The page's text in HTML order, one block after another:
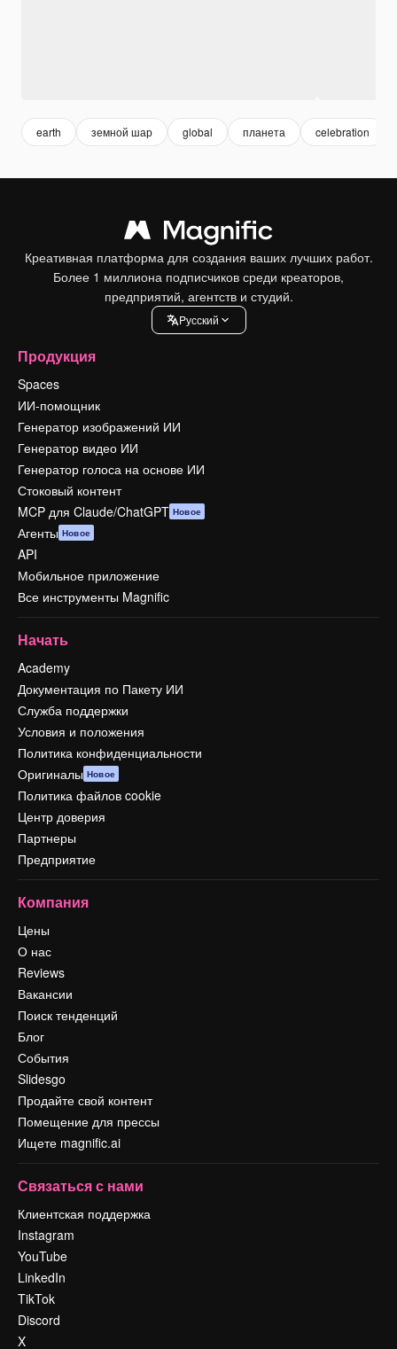
earth земной шар global планета celebration
Креативная платформа для создания ваших лучших работ.
Более 1 миллиона подписчиков среди креаторов,
предприятий, агентств и студий.
Pусский
Продукция
Spaces
ИИ-помощник
Генератор изображений ИИ
Генератор видео ИИ
Генератор голоса на основе ИИ
Стоковый контент
MCP для Claude/ChatGPT Новое
Агенты Новое
API
Мобильное приложение
Все инструменты Magnific
Начать
Academy
Документация по Пакету ИИ
Служба поддержки
Условия и положения
Политика конфиденциальности
Оригиналы Новое
Политика файлов cookie
Центр доверия
Партнеры
Предприятие
Компания
Цены
О нас
Reviews
Вакансии
Поиск тенденций
Блог
События
Slidesgo
Продайте свой контент
Помещение для прессы
Ищете magnific.ai
Связаться с нами
Клиентская поддержка
Instagram
YouTube
LinkedIn
TikTok
Discord
X